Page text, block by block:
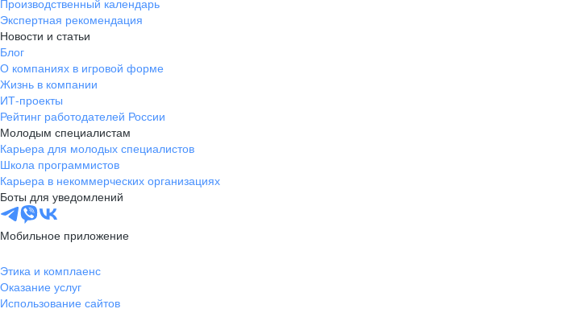
Производственный календарь
Экспертная рекомендация
Новости и статьи
Блог
О компаниях в игровой форме
Жизнь в компании
ИТ-проекты
Рейтинг работодателей России
Молодым специалистам
Карьера для молодых специалистов
Школа программистов
Карьера в некоммерческих организациях
Боты для уведомлений
Мобильное приложение
Этика и комплаенс
Оказание услуг
Использование сайтов